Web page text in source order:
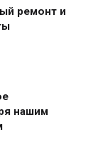
ремонт и
нашим